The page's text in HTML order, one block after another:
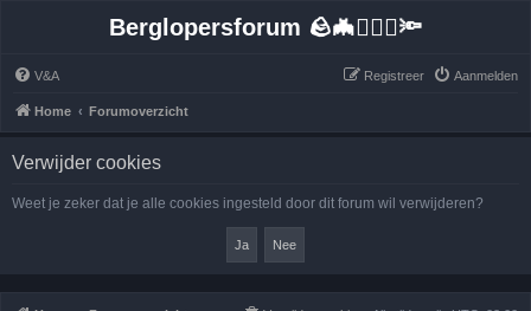
Berglopersforum 🪨🦇🚶🏻‍♂️🔦
V&A Aanmelden
Registreer
Home Forumoverzicht
Verwijder cookies
Weet je zeker dat je alle cookies ingesteld door dit forum wil verwijderen?